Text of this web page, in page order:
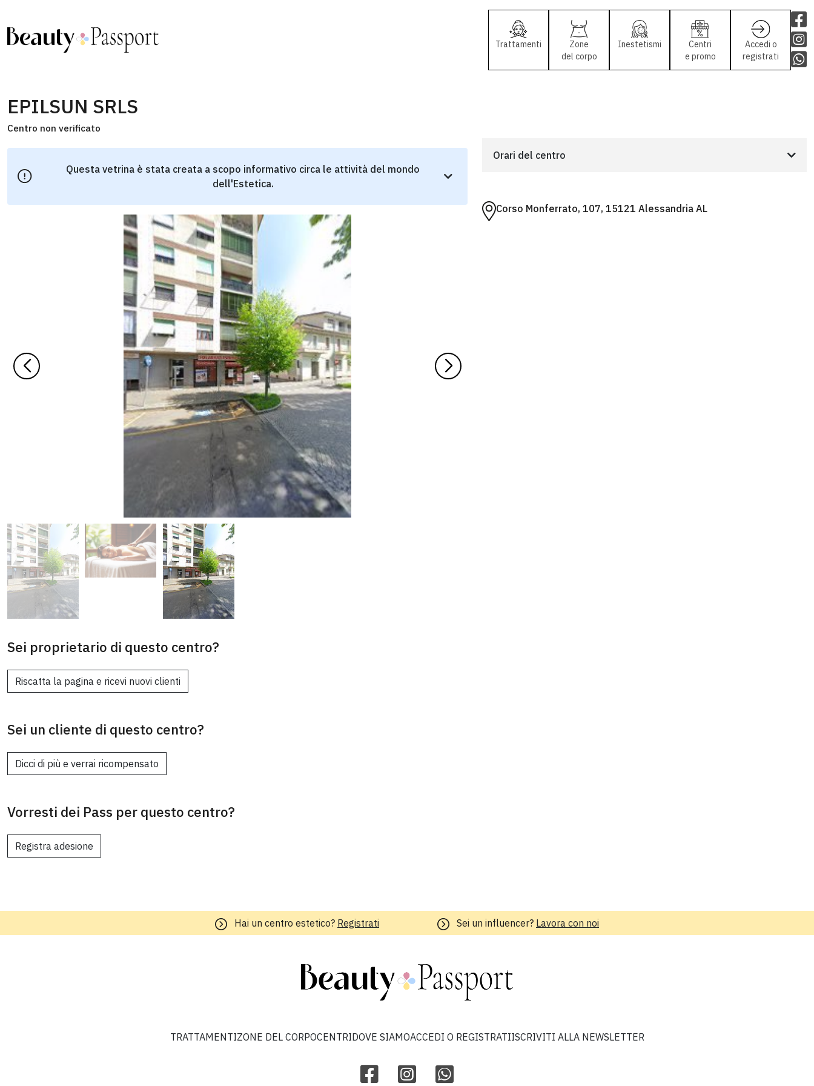
Trattamenti
Zone
del corpo
Inestetismi
Centri
e promo
Accedi o
registrati
EPILSUN SRLS
Centro non verificato
Questa vetrina è stata creata a scopo informativo circa le attività del mondo
dell'Estetica.
Sei proprietario di questo centro?
Riscatta la pagina e ricevi nuovi clienti
Sei un cliente di questo centro?
Dicci di più e verrai ricompensato
Vorresti dei Pass per questo centro?
Registra adesione
Orari del centro
Corso Monferrato, 107, 15121 Alessandria AL
Hai un centro estetico? Registrati Sei un influencer? Lavora con noi
TRATTAMENTIZONE DEL CORPOCENTRIDOVE SIAMOACCEDI O REGISTRATIISCRIVITI ALLA NEWSLETTER